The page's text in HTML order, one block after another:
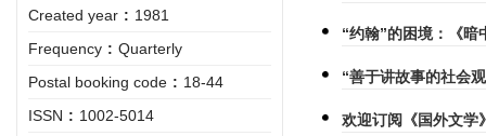
Created year : 1981
Frequency : Quarterly
Postal booking code : 18-44
ISSN : 1002-5014
“约翰”的困境：《暗
“善于讲故事的社会
欢迎订阅《国外文学